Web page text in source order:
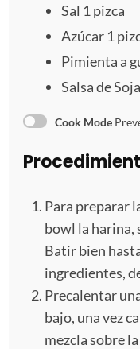
Sal 1 pizca
Azúcar 1
Pimienta a
Salsa de
Cook Mode
Para preparar
bowl la harina,
Batir bien
ingredientes,
Precalentar
bajo, una vez
mezcla sobre